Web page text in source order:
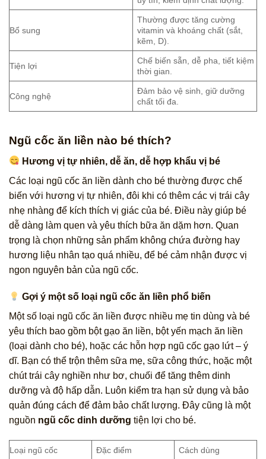
Bổ sung
Thường được tăng cường
vitamin và khoáng chất (sắt,
kẽm, D).
Tiện lợi
Chế biến sẵn, dễ pha, tiết kiệm
thời gian.
Công nghệ
Đảm bảo vệ sinh, giữ dưỡng
chất tối đa.
Ngũ cốc ăn liền nào bé thích?
Hương vị tự nhiên, dễ ăn, dễ hợp khẩu vị bé
Các loại ngũ cốc ăn liền dành cho bé thường được chế
biến với hương vị tự nhiên, đôi khi có thêm các vị trái cây
nhẹ nhàng để kích thích vị giác của bé. Điều này giúp bé
dễ dàng làm quen và yêu thích bữa ăn dặm hơn. Quan
trọng là chọn những sản phẩm không chứa đường hay
hương liệu nhân tạo quá nhiều, để bé cảm nhận được vị
ngon nguyên bản của ngũ cốc.
Gợi ý một số loại ngũ cốc ăn liền phổ biến
Một số loại ngũ cốc ăn liền được nhiều mẹ tin dùng và bé
yêu thích bao gồm bột gạo ăn liền, bột yến mạch ăn liền
(loại dành cho bé), hoặc các hỗn hợp ngũ cốc gạo lứt – ý
dĩ. Bạn có thể trộn thêm sữa mẹ, sữa công thức, hoặc một
chút trái cây nghiền như bơ, chuối để tăng thêm dinh
dưỡng và độ hấp dẫn. Luôn kiểm tra hạn sử dụng và bảo
quản đúng cách để đảm bảo chất lượng. Đây cũng là một
nguồn ngũ cốc dinh dưỡng tiện lợi cho bé.
Loại ngũ cốc Đặc điểm Cách dùng